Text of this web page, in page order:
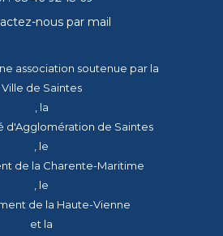
nous par mail
association soutenue par la
Ville de Saintes
, la
d'Agglomération de Saintes
, le
de la Charente-Maritime
, le
de la Haute-Vienne
et la